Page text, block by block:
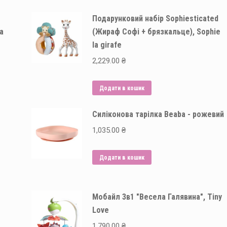
Подарунковий набір Sophiesticated
(Жираф Софі + брязкальце), Sophie
la girafe
2,229.00 ₴
Додати в кошик
Силіконова тарілка Beaba - рожевий
1,035.00 ₴
Додати в кошик
Мобайл 3в1 "Весела Галявина", Tiny
Love